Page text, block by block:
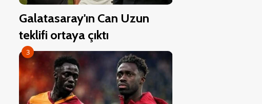
Galatasaray'ın Can Uzun
teklifi ortaya çıktı
3